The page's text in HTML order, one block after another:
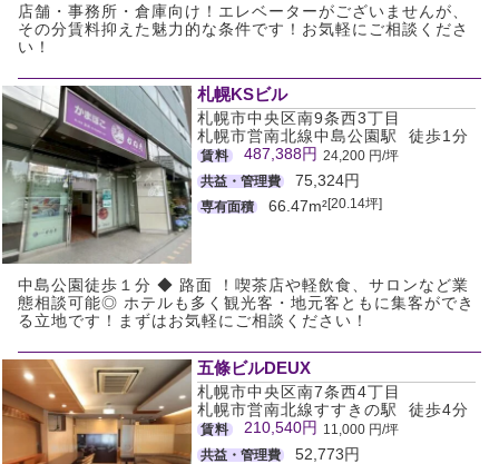
店舗・事務所・倉庫向け！エレベーターがございませんが、
その分賃料抑えた魅力的な条件です！お気軽にご相談くださ
い！
札幌KSビル
札幌市中央区南9条西3丁目
札幌市営南北線中島公園駅 徒歩1分
賃料 487,388円 24,200 円/坪
共益・管理費
75,324円
専有面積 66.47m²[20.14坪]
中島公園徒歩１分 ◆ 路面 ！喫茶店や軽飲食、サロンなど業
態相談可能◎ ホテルも多く観光客・地元客ともに集客ができ
る立地です！まずはお気軽にご相談ください！
五條ビルDEUX
札幌市中央区南7条西4丁目
札幌市営南北線すすきの駅 徒歩4分
賃料 210,540円 11,000 円/坪
共益・管理費
52,773円